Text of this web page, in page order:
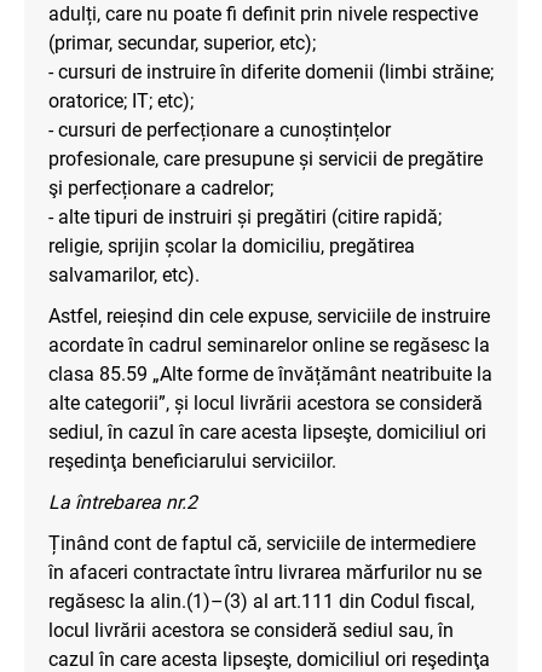
adulți, care nu poate fi definit prin nivele respective
(primar, secundar, superior, etc);
- cursuri de instruire în diferite domenii (limbi străine;
oratorice; IT; etc);
- cursuri de perfecționare a cunoștințelor
profesionale, care presupune și servicii de pregătire
şi perfecționare a cadrelor;
- alte tipuri de instruiri și pregătiri (citire rapidă;
religie, sprijin școlar la domiciliu, pregătirea
salvamarilor, etc).
Astfel, reieșind din cele expuse, serviciile de instruire
acordate în cadrul seminarelor online se regăsesc la
clasa 85.59 „Alte forme de învățământ neatribuite la
alte categorii”, și locul livrării acestora se consideră
sediul, în cazul în care acesta lipseşte, domiciliul ori
reşedinţa beneficiarului serviciilor.
La întrebarea nr.2
Ținând cont de faptul că, serviciile de intermediere
în afaceri contractate întru livrarea mărfurilor nu se
regăsesc la alin.(1)–(3) al art.111 din Codul fiscal,
locul livrării acestora se consideră sediul sau, în
cazul în care acesta lipseşte, domiciliul ori reşedinţa